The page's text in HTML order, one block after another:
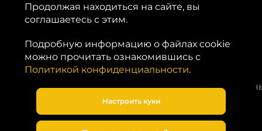
Характеристики
Габариты
30 × 30
× 8 см
Страна
Наличие
Под
заказ
Стиль
Тип
Внутренне Фактура Дизайн
Продолжая находиться на сайте, вы
соглашаетесь с этим.
Подробную информацию о файлах cookie
можно прочитать ознакомившись с
Политикой конфиденциальности.
Настроить куки